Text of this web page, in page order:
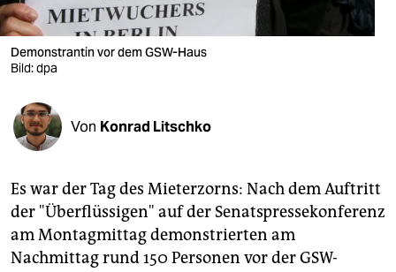
verlag
verlag
shop
fragen & hilfe
unterstützen
abo
genossenschaft
Demonstrantin vor dem GSW-Haus
Bild: dpa
Von Konrad Litschko
Es war der Tag des Mieterzorns: Nach dem Auftritt
der "Überflüssigen" auf der Senatspressekonferenz
am Montagmittag demonstrierten am
Nachmittag rund 150 Personen vor der GSW-